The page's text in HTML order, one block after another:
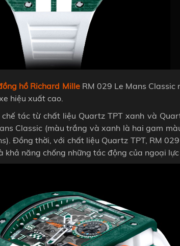
hồ Richard MilleRM 029 Le Mans Classic
hiệu xuất cao.
tác từ chất liệu Quartz TPT xanh và
Classic (màu trắng và xanh là hai gam
Đồng thời, với chất liệu Quartz TPT, RM
năng chống những tác động của ngoại lực